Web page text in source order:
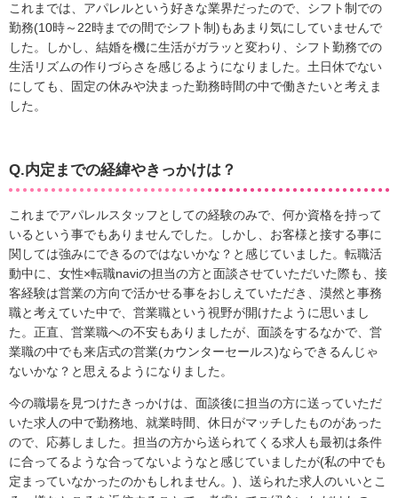
これまでは、アパレルという好きな業界だったので、シフト制での
勤務(10時～22時までの間でシフト制)もあまり気にしていませんで
した。しかし、結婚を機に生活がガラッと変わり、シフト勤務での
生活リズムの作りづらさを感じるようになりました。土日休でない
にしても、固定の休みや決まった勤務時間の中で働きたいと考えま
した。
Q.内定までの経緯やきっかけは？
これまでアパレルスタッフとしての経験のみで、何か資格を持って
いるという事でもありませんでした。しかし、お客様と接する事に
関しては強みにできるのではないかな？と感じていました。転職活
動中に、女性×転職naviの担当の方と面談させていただいた際も、接
客経験は営業の方向で活かせる事をおしえていただき、漠然と事務
職と考えていた中で、営業職という視野が開けたように思いまし
た。正直、営業職への不安もありましたが、面談をするなかで、営
業職の中でも来店式の営業(カウンターセールス)ならできるんじゃ
ないかな？と思えるようになりました。
今の職場を見つけたきっかけは、面談後に担当の方に送っていただ
いた求人の中で勤務地、就業時間、休日がマッチしたものがあった
ので、応募しました。担当の方から送られてくる求人も最初は条件
に合ってるような合ってないようなと感じていましたが(私の中でも
定まっていなかったのかもしれません。)、送られた求人のいいとこ